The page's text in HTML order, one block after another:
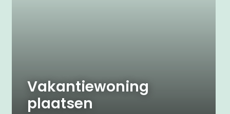
Vakantiewoning
plaatsen